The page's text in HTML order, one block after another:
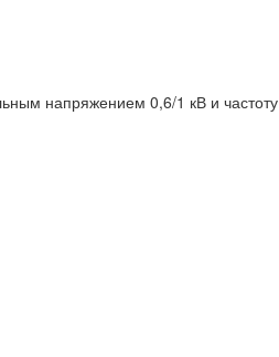
напряжением 0,6/1 кВ и частоту